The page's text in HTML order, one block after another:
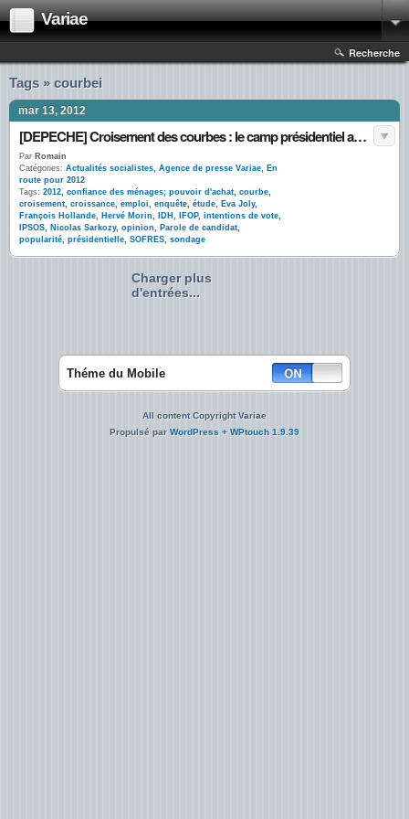
Variae
Recherche
Tags » courbei
mar 13, 2012
[DEPECHE] Croisement des courbes : le camp présidentiel annonce de « nouvelles surprises »
Par Romain
Catégories: Actualités socialistes, Agence de presse Variae, En
route pour 2012
Tags: 2012, confiance des ménages; pouvoir d'achat, courbe,
croisement, croissance, emploi, enquête, étude, Eva Joly,
François Hollande, Hervé Morin, IDH , IFOP, intentions de vote,
IPSOS, Nicolas Sarkozy, opinion, Parole de candidat,
popularité, présidentielle, SOFRES, sondage
Charger plus
d'entrées...
Théme du Mobile
All content Copyright Variae
Propulsé parWordPress + WPtouch 1.9.39